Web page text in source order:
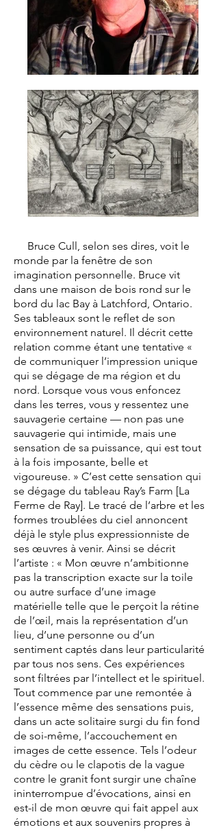
Bruce Cull, selon ses dires, voit le
monde par la fenêtre de son
imagination personnelle. Bruce vit
dans une maison de bois rond sur le
bord du lac Bay à Latchford, Ontario.
Ses tableaux sont le reflet de son
environnement naturel. Il décrit cette
relation comme étant une tentative «
de communiquer l’impression unique
qui se dégage de ma région et du
nord. Lorsque vous vous enfoncez
dans les terres, vous y ressentez une
sauvagerie certaine — non pas une
sauvagerie qui intimide, mais une
sensation de sa puissance, qui est tout
à la fois imposante, belle et
vigoureuse. » C’est cette sensation qui
se dégage du tableau Ray’s Farm [La
Ferme de Ray]. Le tracé de l’arbre et les
formes troublées du ciel annoncent
déjà le style plus expressionniste de
ses œuvres à venir. Ainsi se décrit
l’artiste : « Mon œuvre n’ambitionne
pas la transcription exacte sur la toile
ou autre surface d’une image
matérielle telle que le perçoit la rétine
de l’œil, mais la représentation d’un
lieu, d’une personne ou d’un
sentiment captés dans leur particularité
par tous nos sens. Ces expériences
sont filtrées par l’intellect et le spirituel.
Tout commence par une remontée à
l’essence même des sensations puis,
dans un acte solitaire surgi du fin fond
de soi-même, l’accouchement en
images de cette essence. Tels l’odeur
du cèdre ou le clapotis de la vague
contre le granit font surgir une chaîne
ininterrompue d’évocations, ainsi en
est-il de mon œuvre qui fait appel aux
émotions et aux souvenirs propres à